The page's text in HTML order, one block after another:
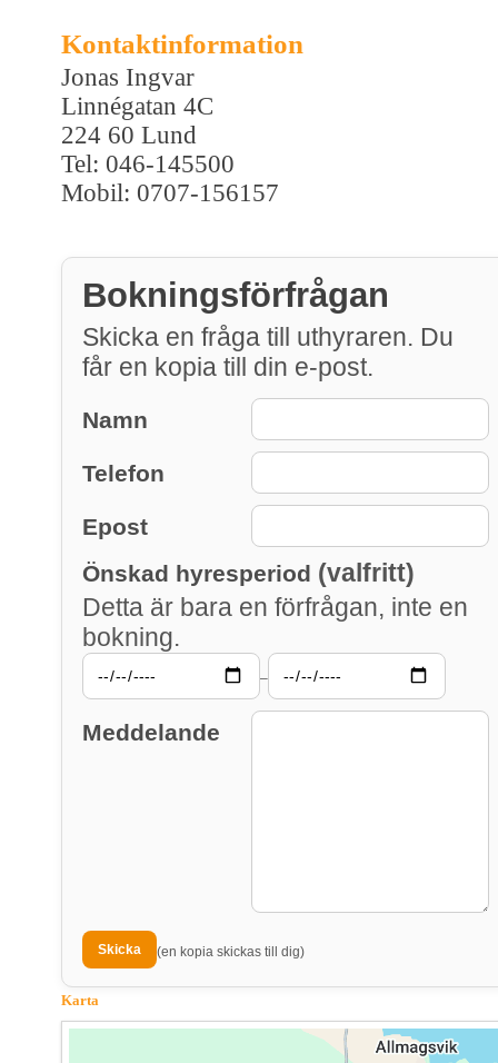
Kontaktinformation
Jonas Ingvar
Linnégatan 4C
224 60 Lund
Tel: 046-145500
Mobil: 0707-156157
Bokningsförfrågan
Skicka en fråga till uthyraren. Du
får en kopia till din e-post.
Namn
Telefon
Epost
Önskad hyresperiod (valfritt)
Detta är bara en förfrågan, inte en
bokning.
–
Meddelande
(en kopia skickas till dig)
Karta